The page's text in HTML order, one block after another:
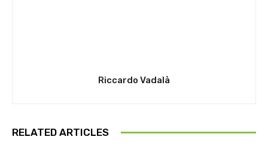
Riccardo Vadalà
RELATED ARTICLES